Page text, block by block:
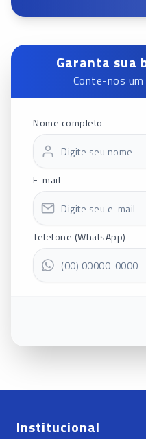
Garanta sua
Conte-nos
Nome completo
E-mail
Telefone (WhatsApp)
Institucional